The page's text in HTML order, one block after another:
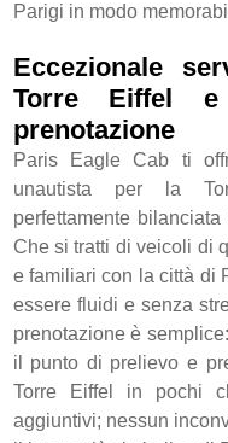
Parigi in modo
Eccezionale
Torre Eiffel
prenotazione
Paris Eagle Cab ti
unautista per la
perfettamente
Che si tratti di veicoli di
e familiari con la città di
essere fluidi e senza
prenotazione è
il punto di prelievo e
Torre Eiffel in pochi
aggiuntivi; nessun